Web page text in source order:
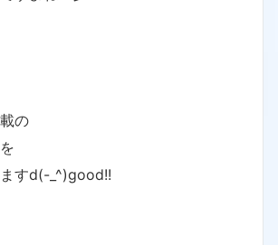
の
すd(-_^)good!!